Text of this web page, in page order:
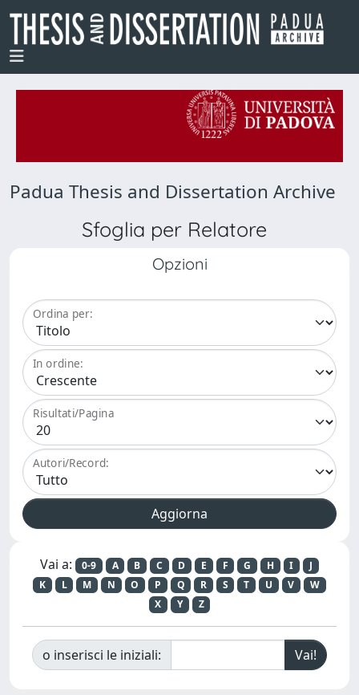
Padua Thesis and Dissertation Archive
Sfoglia per Relatore
Opzioni
Ordina per:
In ordine:
Risultati/Pagina
Autori/Record:
Vai a: 0-9 A B C D E F G H I
J
K
L M N O P Q R S T U V
W
X
Y Z
o inserisci le iniziali: